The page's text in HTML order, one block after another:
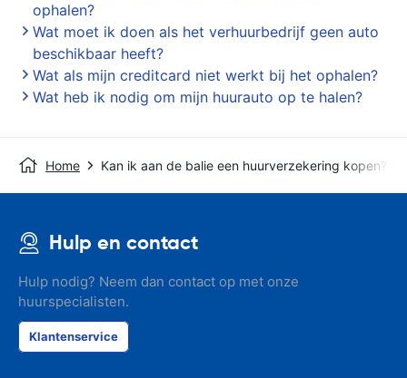
ophalen?
Wat moet ik doen als het verhuurbedrijf geen auto
beschikbaar heeft?
Wat als mijn creditcard niet werkt bij het ophalen?
Wat heb ik nodig om mijn huurauto op te halen?
Home Kan ik aan de balie een huurverzekering kopen?
Hulp en contact
Hulp nodig? Neem dan contact op met onze
huurspecialisten.
Klantenservice